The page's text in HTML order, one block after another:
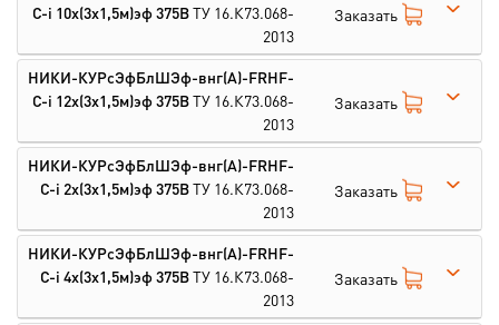
С-i 10х(3х1,5м)эф 375ВТУ 16.К73.068-
2013
Заказать
НИКИ-КУРсЭфБлШЭф-внг(А)-FRHF-
С-i 12х(3х1,5м)эф 375ВТУ 16.К73.068-
2013
Заказать
НИКИ-КУРсЭфБлШЭф-внг(А)-FRHF-
С-i 2х(3х1,5м)эф 375ВТУ 16.К73.068-
2013
Заказать
НИКИ-КУРсЭфБлШЭф-внг(А)-FRHF-
С-i 4х(3х1,5м)эф 375ВТУ 16.К73.068-
2013
Заказать